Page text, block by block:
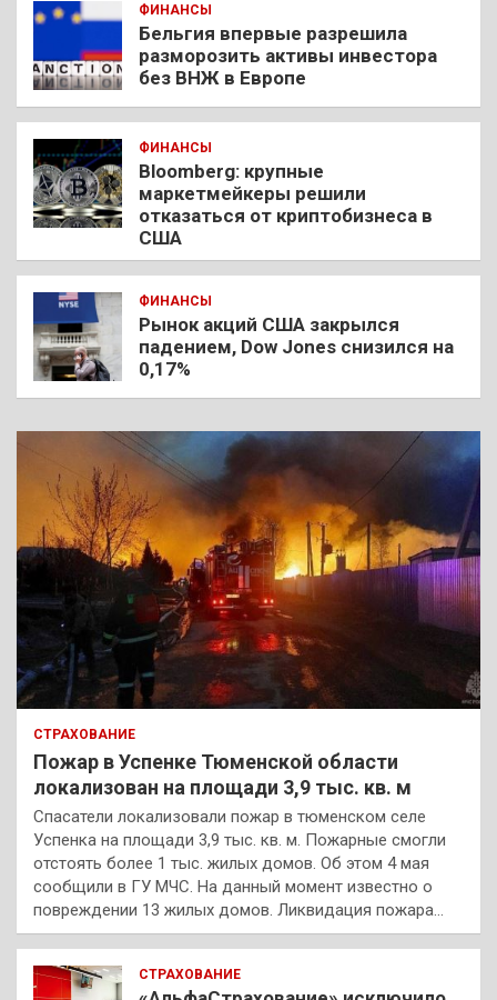
ФИНАНСЫ
Бельгия впервые разрешила
разморозить активы инвестора
без ВНЖ в Европе
ФИНАНСЫ
Bloomberg: крупные
маркетмейкеры решили
отказаться от криптобизнеса в
США
ФИНАНСЫ
Рынок акций США закрылся
падением, Dow Jones снизился на
0,17%
СТРАХОВАНИЕ
Пожар в Успенке Тюменской области
локализован на площади 3,9 тыс. кв. м
Спасатели локализовали пожар в тюменском селе
Успенка на площади 3,9 тыс. кв. м. Пожарные смогли
отстоять более 1 тыс. жилых домов. Об этом 4 мая
сообщили в ГУ МЧС. На данный момент известно о
повреждении 13 жилых домов. Ликвидация пожара…
СТРАХОВАНИЕ